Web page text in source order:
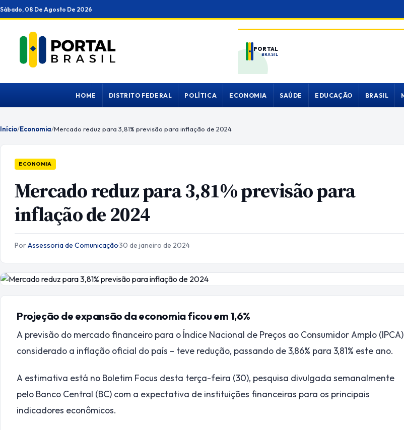
Ir
para
conteúdo
Sábado, 08 De Agosto De 2026
PORTAL
BRASIL
HOME DISTRITO FEDERAL POLÍTICA ECONOMIA SAÚDE EDUCAÇÃO BRASIL
Início/Economia/Mercado reduz para 3,81% previsão para inflação de 2024
ECONOMIA
Mercado reduz para 3,81% previsão para
inflação de 2024
PorAssessoria de Comunicação·30 de janeiro de 2024
Projeção de expansão da economia ficou em 1,6%
A previsão do mercado financeiro para o Índice Nacional de Preços ao Consumidor Amplo
considerado a inflação oficial do país – teve redução, passando de 3,86% para 3,81% este ano.
A estimativa está no Boletim Focus desta terça-feira (30), pesquisa divulgada semanalmente
pelo Banco Central (BC) com a expectativa de instituições financeiras para os principais
indicadores econômicos.